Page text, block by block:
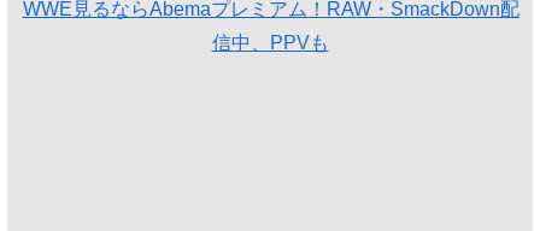
WWE見るならAbemaプレミアム！RAW・SmackDown配
信中、PPVも